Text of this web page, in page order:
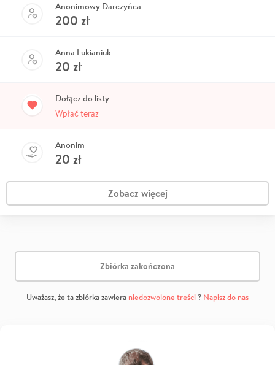
Anonimowy Darczyńca
200 zł
Anna Lukianiuk
20 zł
Dołącz do listy
Wpłać teraz
Anonim
20 zł
Zobacz więcej
Zbiórka zakończona
Uważasz, że ta zbiórka zawiera niedozwolone treści? Napisz do nas